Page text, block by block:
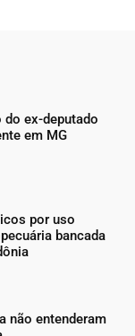
ex-deputado
em MG
por uso
bancada
não entenderam